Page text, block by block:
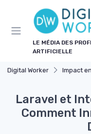
LE MÉDIA DES
ARTIFICIELLE
Digital Worker Impact
Laravel et
Comment